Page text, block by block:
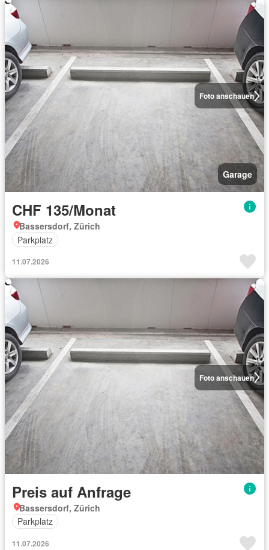
Foto anschauen
Garage
CHF 135/Monat
Bassersdorf, Zürich
Parkplatz
11.07.2026
Foto anschauen
Preis auf Anfrage
Bassersdorf, Zürich
Parkplatz
11.07.2026